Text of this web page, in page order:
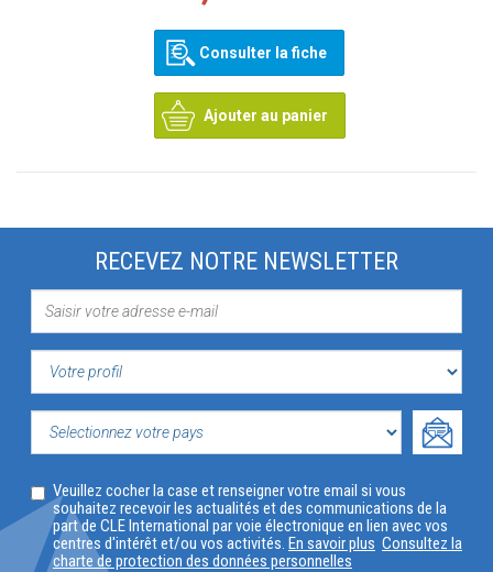
Consulter la fiche
Ajouter au panier
RECEVEZ NOTRE NEWSLETTER
VOTRE
PROFIL
VOTRE
PAYS
Veuillez cocher la case et renseigner votre email si vous
souhaitez recevoir les actualités et des communications de la
part de CLE International par voie électronique en lien avec vos
centres d'intérêt et/ou vos activités. En savoir plus Consultez la
charte de protection des données personnelles